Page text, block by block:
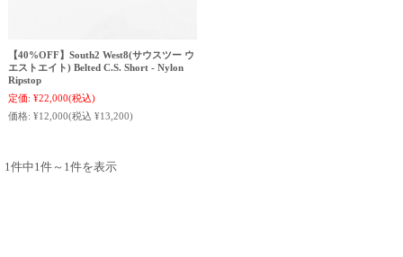
【40%OFF】South2 West8(サウスツー ウ
エストエイト) Belted C.S. Short - Nylon
Ripstop
定価: ¥22,000(税込)
価格: ¥12,000(税込 ¥13,200)
1件中1件～1件を表示